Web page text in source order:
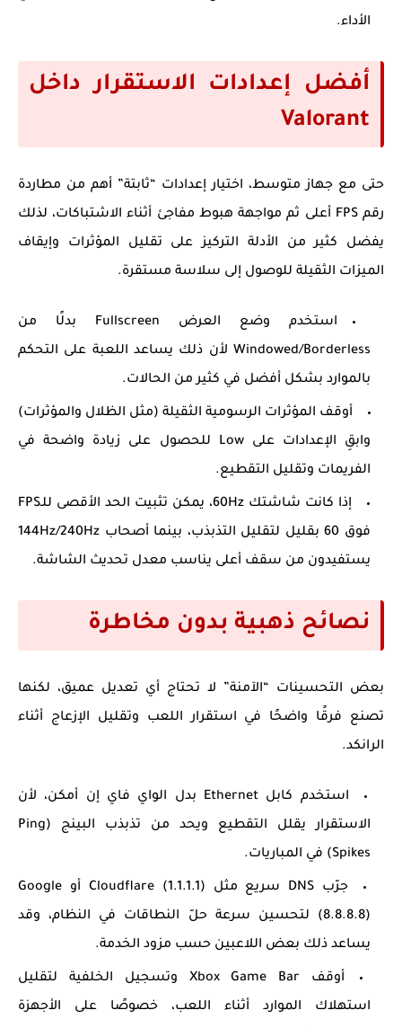
الأداء.
أفضل إعدادات الاستقرار داخل
Valorant
حتى مع جهاز متوسط، اختيار إعدادات “ثابتة” أهم من مطاردة
رقم FPS أعلى ثم مواجهة هبوط مفاجئ أثناء الاشتباكات، لذلك
يفضل كثير من الأدلة التركيز على تقليل المؤثرات وإيقاف
الميزات الثقيلة للوصول إلى سلاسة مستقرة.
استخدم وضع العرض Fullscreen بدلًا من
Windowed/Borderless لأن ذلك يساعد اللعبة على التحكم
بالموارد بشكل أفضل في كثير من الحالات.
أوقف المؤثرات الرسومية الثقيلة (مثل الظلال والمؤثرات)
وابقِ الإعدادات على Low للحصول على زيادة واضحة في
الفريمات وتقليل التقطيع.
إذا كانت شاشتك 60Hz، يمكن تثبيت الحد الأقصى للـFPS
فوق 60 بقليل لتقليل التذبذب، بينما أصحاب 144Hz/240Hz
يستفيدون من سقف أعلى يناسب معدل تحديث الشاشة.
نصائح ذهبية بدون مخاطرة
بعض التحسينات “الآمنة” لا تحتاج أي تعديل عميق، لكنها
تصنع فرقًا واضحًا في استقرار اللعب وتقليل الإزعاج أثناء
الرانكد.
استخدم كابل Ethernet بدل الواي فاي إن أمكن، لأن
الاستقرار يقلل التقطيع ويحد من تذبذب البينج (Ping
Spikes) في المباريات.
جرّب DNS سريع مثل Cloudflare (1.1.1.1) أو Google
(8.8.8.8) لتحسين سرعة حلّ النطاقات في النظام، وقد
يساعد ذلك بعض اللاعبين حسب مزود الخدمة.
أوقف Xbox Game Bar وتسجيل الخلفية لتقليل
استهلاك الموارد أثناء اللعب، خصوصًا على الأجهزة